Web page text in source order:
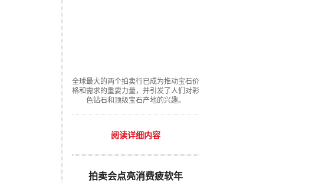
全球最大的两个拍卖行已成为推动宝石价
格和需求的重要力量，并引发了人们对彩
色钻石和顶级宝石产地的兴趣。
阅读详细内容
拍卖会点亮消费疲软年